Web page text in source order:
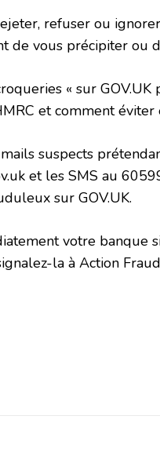
refuser ou
de vous précipiter ou
« sur
et comment
suspects
et les SMS au
sur GOV.UK.
votre banque
la à Action